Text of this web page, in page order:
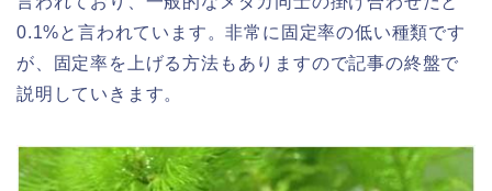
0.1%と言われています。非常に固定率の低い種類です
が、固定率を上げる方法もありますので記事の終盤で
説明していきます。